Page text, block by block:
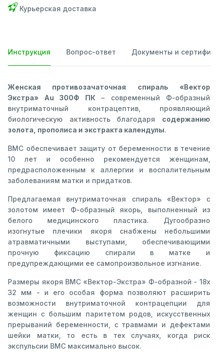
Курьерская доставка
Инструкция Вопрос-ответ Документы и
Женская противозачаточная спираль «Вектор
Экстра» Аu 300Ф ПК– современный Ф-образный
внутриматочный контрацептив, проявляющий
биологическую активность благодаря содержанию
золота, прополиса и экстракта календулы.
ВМС обеспечивает защиту от беременности в течение
10 лет и особенно рекомендуется женщинам,
предрасположенным к аллергии и воспалительным
заболеваниям матки и придатков.
Предлагаемая внутриматочная спираль «Вектор» с
золотом имеет Ф-образный якорь, выполненный из
белого медицинского пластика. Дугообразно
изогнутые плечики якоря снабжены небольшими
атравматичными выступами, обеспечивающими
прочную фиксацию спирали в матке и
предупреждающими ее самопроизвольное изгнание.
Размеры якоря ВМС «Вектор-Экстра» Ф-образной - 18х
32 мм - и его особая форма позволяют расширить
возможности внутриматочной контрацепции для
женщин с большим паритетом родов, искусственных
прерываний беременности, с травмами и дефектами
шейки матки, то есть в тех случаях, когда риск
экспульсии ВМС максимально высок.